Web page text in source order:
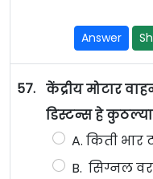
Answer
57. केंद्रीय मोटार
डिस्टन्स हे
A. किती
B. सिग्नल